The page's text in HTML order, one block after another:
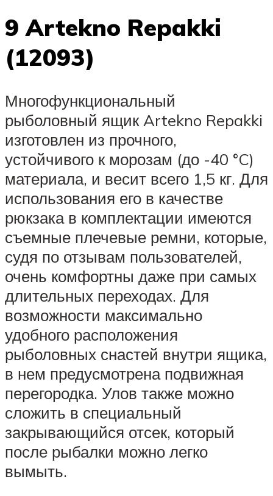
9 Artekno Repakki
(12093)
Многофункциональный
рыболовный ящик Artekno Repakki
изготовлен из прочного,
устойчивого к морозам (до -40 °C)
материала, и весит всего 1,5 кг. Для
использования его в качестве
рюкзака в комплектации имеются
съемные плечевые ремни, которые,
судя по отзывам пользователей,
очень комфортны даже при самых
длительных переходах. Для
возможности максимально
удобного расположения
рыболовных снастей внутри ящика,
в нем предусмотрена подвижная
перегородка. Улов также можно
сложить в специальный
закрывающийся отсек, который
после рыбалки можно легко
вымыть.